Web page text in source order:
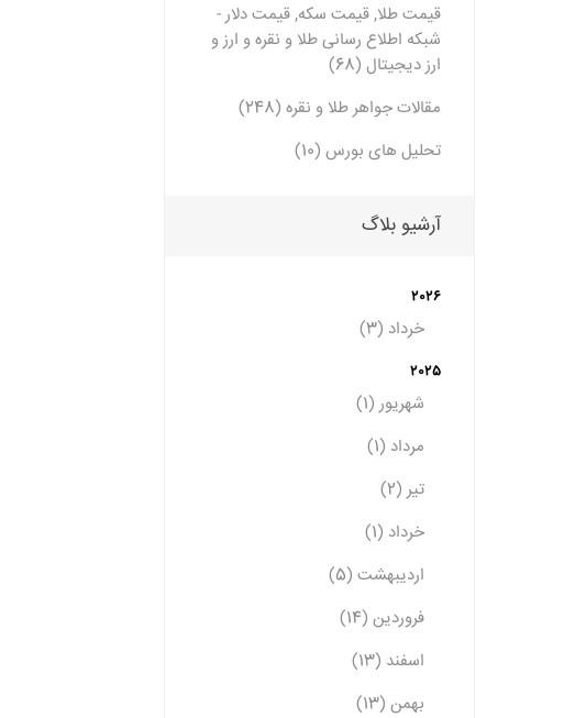
قیمت طلا, قیمت سکه, قیمت دلار -
شبکه اطلاع رسانی طلا و نقره و ارز و
ارز دیجیتال (68)
مقالات جواهر طلا و نقره (248)
تحلیل های بورس (10)
آرشیو بلاگ
2026
خرداد (3)
2025
شهریور (1)
مرداد (1)
تیر (2)
خرداد (1)
اردیبهشت (5)
فروردین (14)
اسفند (13)
بهمن (13)